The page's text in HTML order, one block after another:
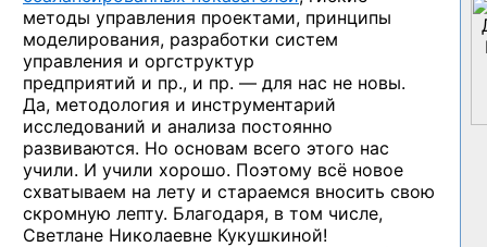
методы управления проектами, принципы
моделирования, разработки систем
управления и оргструктур
предприятий и пр., и пр. — для нас не новы.
Да, методология и инструментарий
исследований и анализа постоянно
развиваются. Но основам всего этого нас
учили. И учили хорошо. Поэтому всё новое
схватываем на лету и стараемся вносить свою
скромную лепту. Благодаря, в том числе,
Светлане Николаевне Кукушкиной!